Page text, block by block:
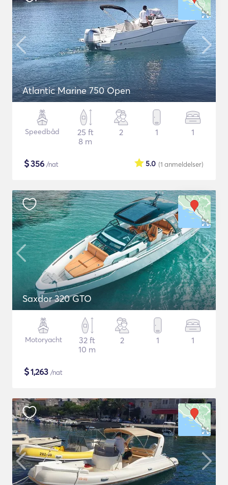
Atlantic Marine 750 Open
Speedbåd
25 ft
8 m
2 1 1
$356 /nat (1 anmeldelser)
5.0
Saxdor 320 GTO
Motoryacht
32 ft
10 m
2 1 1
$1,263 /nat